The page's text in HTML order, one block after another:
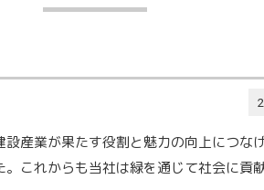
産業が果たす役割と魅力の向上につな
これからも当社は緑を通じて社会に貢